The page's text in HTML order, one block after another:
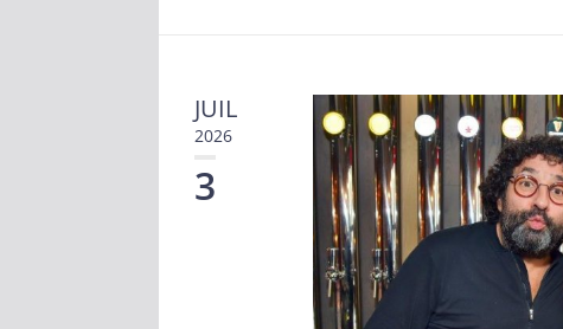
JUIL
2026
3